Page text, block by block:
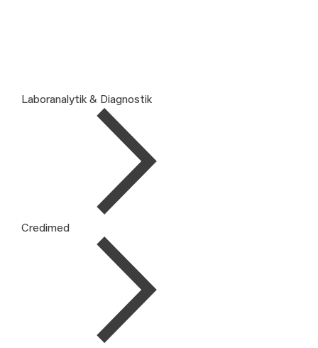
Laboranalytik & Diagnostik
Credimed